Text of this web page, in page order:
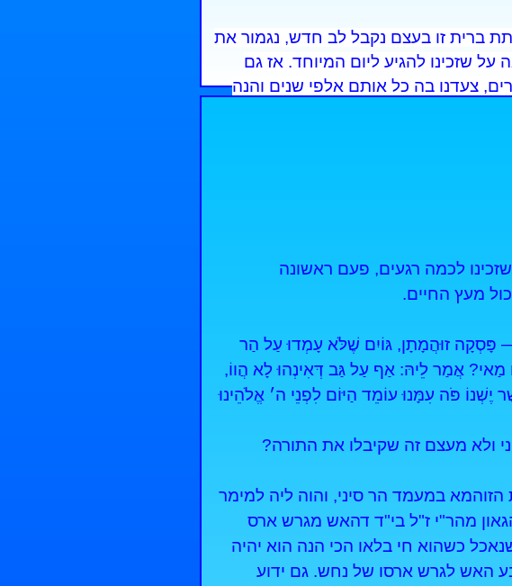
ברית זו בעצם נקבל לב חדש, נגמור את
שזכינו להגיע ליום המיוחד. אז גם
צעדנו בה כל אותם אלפי שנים והנה
לכמה רגעים, פעם ראשונה
מעץ החיים.
זוּהֲמָתָן, גּוֹיִם שֶׁלֹּא עָמְדוּ עַל הַר
אֲמַר לֵיהּ: אַף עַל גַּב דְּאִינְהוּ לָא הֲווֹ,
פֹּה עִמָּנוּ עוֹמֵד הַיּוֹם לִפְנֵי ה׳ אֱלֹהֵינוּ
ולא מעצם זה שקיבלו את התורה?
במעמד הר סיני, והוה ליה למימר
מהר"י ז"ל בי"ד דהאש מגרש ארס
כשהוא חי בלאו הכי הנה הוא יהיה
האש לגרש ארסו של נחש. גם ידוע